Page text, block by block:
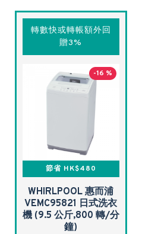
轉數快或轉帳額外回
贈3%
-16 %
節省 HK$480
WHIRLPOOL 惠而浦
VEMC95821 日式洗衣
機 (9.5 公斤,800 轉/分
鐘)